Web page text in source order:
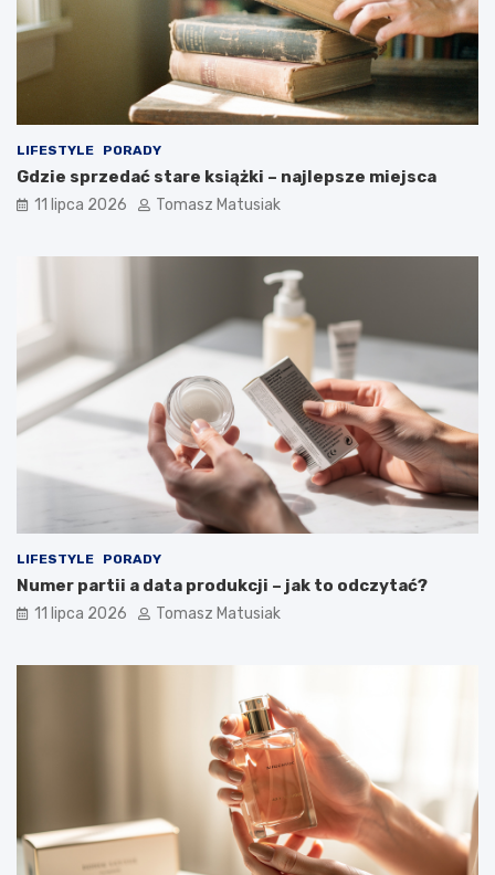
LIFESTYLE PORADY
Gdzie sprzedać stare książki – najlepsze miejsca
11 lipca 2026 Tomasz Matusiak
LIFESTYLE PORADY
Numer partii a data produkcji – jak to odczytać?
11 lipca 2026 Tomasz Matusiak